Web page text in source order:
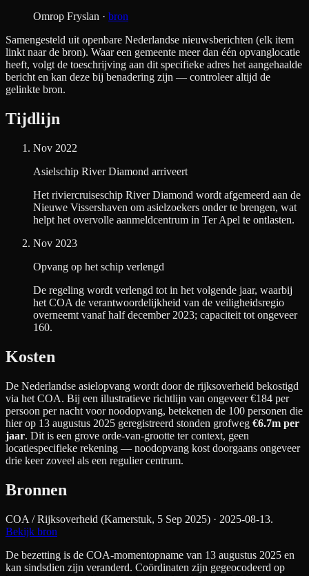
Omrop Fryslan · bron
Samengesteld uit openbare Nederlandse nieuwsberichten (elk item
linkt naar de bron). Waar een gemeente meer dan één opvanglocatie
heeft, volgt de toeschrijving aan dit specifieke adres het aangehaalde
bericht en kan deze bij benadering zijn — controleer altijd de
gelinkte bron.
Tijdlijn
Nov 2022
Asielschip River Diamond arriveert
Het riviercruiseschip River Diamond wordt afgemeerd aan de
Nieuwe Vissershaven om asielzoekers onder te brengen, wat
helpt het overvolle aanmeldcentrum in Ter Apel te ontlasten.
Nov 2023
Opvang op het schip verlengd
De regeling wordt verlengd tot in het volgende jaar, waarbij
het COA de verantwoordelijkheid van de veiligheidsregio
overneemt vanaf half december 2023; capaciteit tot ongeveer
160.
Kosten
De Nederlandse asielopvang wordt door de rijksoverheid bekostigd
via het COA. Bij een illustratieve richtlijn van ongeveer €184 per
persoon per nacht voor noodopvang, betekenen de 100 personen die
hier op 13 augustus 2025 geregistreerd stonden grofweg €6.7m per
jaar. Dit is een grove orde-van-grootte ter context, geen
locatiespecifieke rekening — noodopvang kost doorgaans ongeveer
drie keer zoveel als een regulier centrum.
Bronnen
COA / Rijksoverheid (Kamerstuk, 5 Sep 2025) · 2025-08-13.
Bekijk bron
De bezetting is de COA-momentopname van 13 augustus 2025 en
kan sindsdien zijn veranderd. Coördinaten zijn gegeocodeerd op